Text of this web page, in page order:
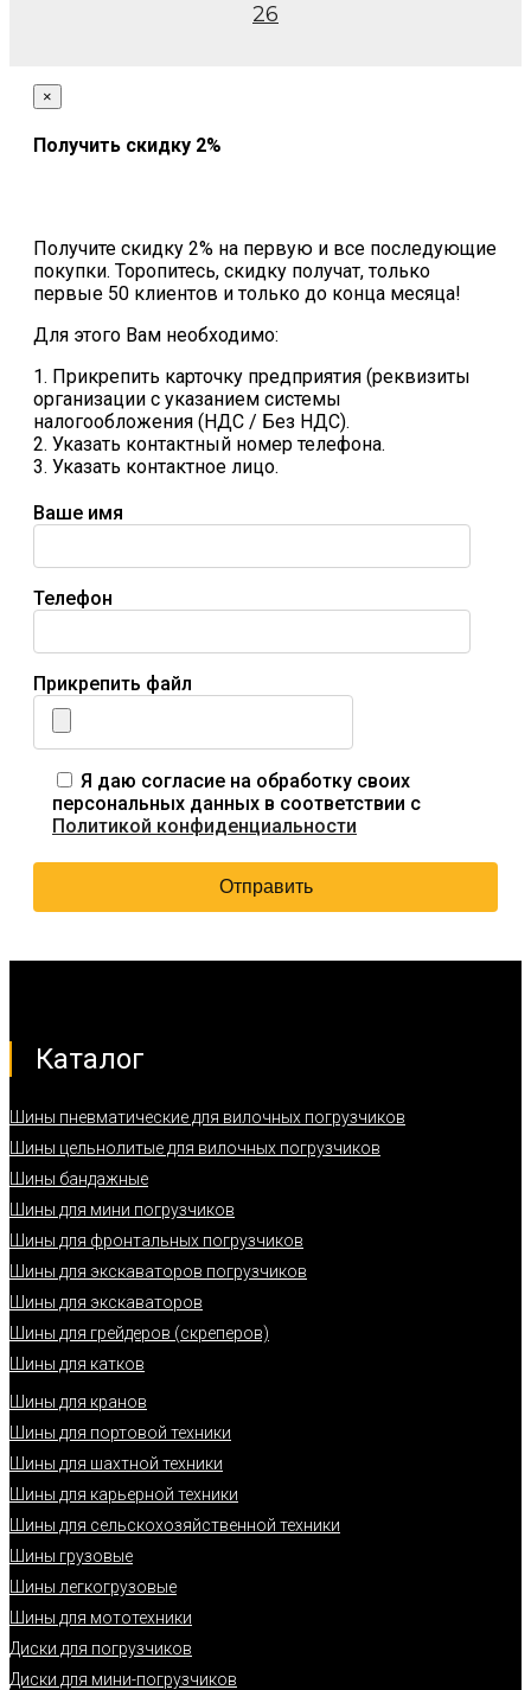
26
×
Получить скидку 2%
Получите скидку 2% на первую и все последующие
покупки. Торопитесь, скидку получат, только
первые 50 клиентов и только до конца месяца!
Для этого Вам необходимо:
1. Прикрепить карточку предприятия (реквизиты
организации с указанием системы
налогообложения (НДС / Без НДС).
2. Указать контактный номер телефона.
3. Указать контактное лицо.
Ваше имя
Телефон
Прикрепить файл
Я даю согласие на обработку своих
персональных данных в соответствии с
Политикой конфиденциальности
Каталог
Шины пневматические для вилочных погрузчиков
Шины цельнолитые для вилочных погрузчиков
Шины бандажные
Шины для мини погрузчиков
Шины для фронтальных погрузчиков
Шины для экскаваторов погрузчиков
Шины для экскаваторов
Шины для грейдеров (скреперов)
Шины для катков
Шины для кранов
Шины для портовой техники
Шины для шахтной техники
Шины для карьерной техники
Шины для сельскохозяйственной техники
Шины грузовые
Шины легкогрузовые
Шины для мототехники
Диски для погрузчиков
Диски для мини-погрузчиков